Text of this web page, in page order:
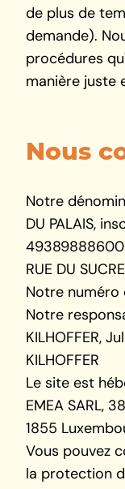
de plus de
demande).
procédures
manière juste
Nous
Notre
DU PALAIS,
RUE DU
Notre numéro
Notre
KILHOFFER,
KILHOFFER
Le site est
EMEA SARL,
1855
Vous pouvez
la protection